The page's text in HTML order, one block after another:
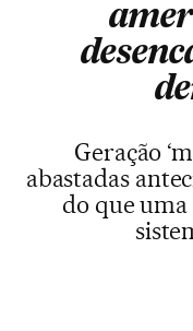
Geração
abastadas
do que